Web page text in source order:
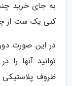
به جای خرید
کنی یک ست از
در این صورت
توانید آنها
ظروف پلاستیکی